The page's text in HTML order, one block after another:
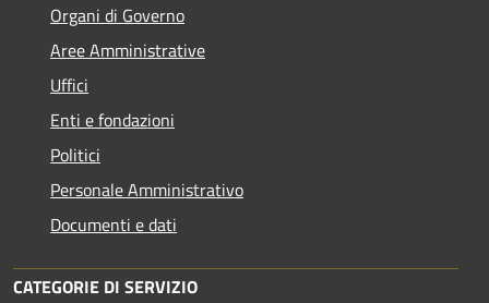
Organi di Governo
Aree Amministrative
Uffici
Enti e fondazioni
Politici
Personale Amministrativo
Documenti e dati
CATEGORIE DI SERVIZIO